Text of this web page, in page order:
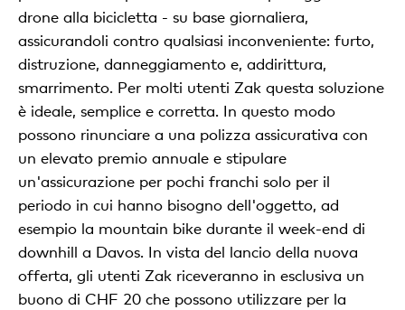
drone alla bicicletta - su base giornaliera,
assicurandoli contro qualsiasi inconveniente: furto,
distruzione, danneggiamento e, addirittura,
smarrimento. Per molti utenti Zak questa soluzione
è ideale, semplice e corretta. In questo modo
possono rinunciare a una polizza assicurativa con
un elevato premio annuale e stipulare
un'assicurazione per pochi franchi solo per il
periodo in cui hanno bisogno dell'oggetto, ad
esempio la mountain bike durante il week-end di
downhill a Davos. In vista del lancio della nuova
offerta, gli utenti Zak riceveranno in esclusiva un
buono di CHF 20 che possono utilizzare per la